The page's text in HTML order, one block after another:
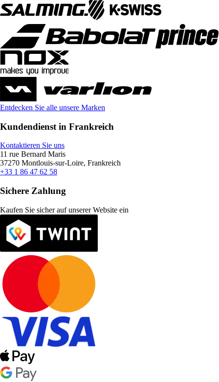
Entdecken Sie alle unsere Marken
Kundendienst in Frankreich
Kontaktieren Sie uns
11 rue Bernard Maris
37270 Montlouis-sur-Loire, Frankreich
+33 1 86 47 62 58
Sichere Zahlung
Kaufen Sie sicher auf unserer Website ein